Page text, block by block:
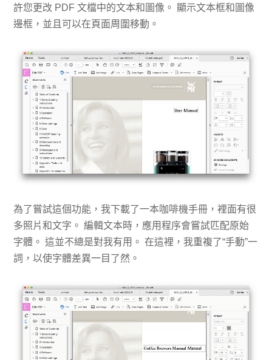
許您更改 PDF 文檔中的文本和圖像。 顯示文本框和圖像
邊框，並且可以在頁面周圍移動。
為了嘗試這個功能，我下載了一本咖啡機手冊，裡面有很
多照片和文字。 編輯文本時，應用程序會嘗試匹配原始
字體。 這並不總是對我有用。 在這裡，我重複了“手動”一
詞，以使字體差異一目了然。